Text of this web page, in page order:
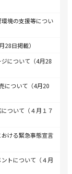
環境の支援等につい
28日掲載）
ジについて（4月28
について（4月20
ついて（４月１７
おける緊急事態宣言
トについて（４月